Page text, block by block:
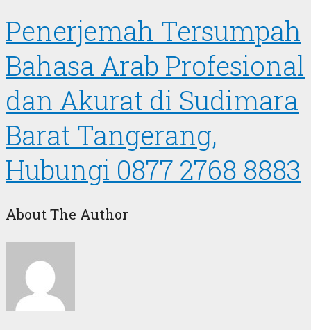
Penerjemah Tersumpah
Bahasa Arab Profesional
dan Akurat di Sudimara
Barat Tangerang,
Hubungi 0877 2768 8883
About The Author